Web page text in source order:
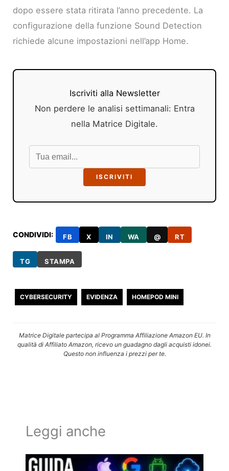
dopo essere stata ritirata l’anno precedente. La
configurazione della funzione Sound Detection
richiede alcune impostazioni nell’app Home.
Iscriviti alla Newsletter
Non perdere le analisi settimanali: Entra
nella Matrice Digitale.
ISCRIVITI
CONDIVIDI: FB X IN WA @ RT
TG STAMPA
CYBERSECURITY EVIDENZA HOMEPOD MINI
Matrice Digitale partecipa al Programma Affiliazione Amazon EU. In
qualità di Affiliato Amazon, ricevo un guadagno dagli acquisti idonei.
Questo non influenza i prezzi per te.
Leggi anche